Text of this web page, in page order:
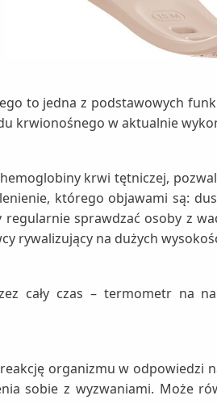
to jedna z podstawowych
krwionośnego w aktualnie
krwi tętniczej,
którego objawami są:
sprawdzać osoby z
rywalizujący na dużych
cały czas – termometr na
organizmu w odpowiedzi
sobie z wyzwaniami. Może